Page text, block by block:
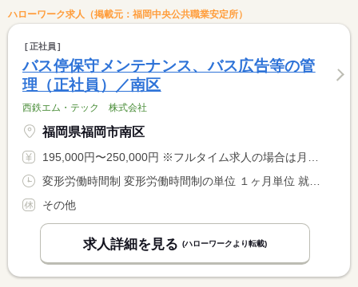
ハローワーク求人（掲載元：福岡中央公共職業安定所）
正社員
バス停保守メンテナンス、バス広告等の管
理（正社員）／南区
西鉄エム・テック 株式会社
福岡県福岡市南区
195,000円〜250,000円 ※フルタイム求人の場合は月額（換算額）、パート求人の場合は時間額を表示しています。
変形労働時間制 変形労働時間制の単位 １ヶ月単位 就業時間１ 9時00分〜18時00分
その他
求人詳細を見る (ハローワークより転載)